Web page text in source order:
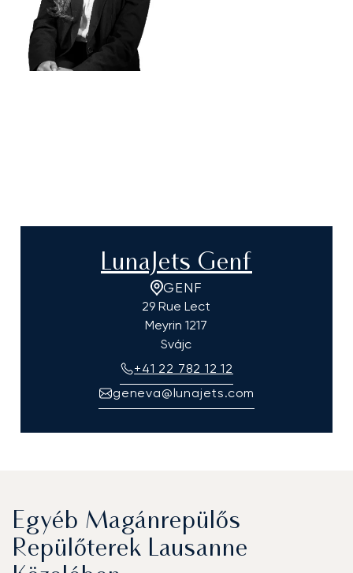
LunaJets Genf
GENF
29 Rue Lect
Meyrin 1217
Svájc
+41 22 782 12 12
geneva@lunajets.com
Egyéb Magánrepülős
Repülőterek Lausanne